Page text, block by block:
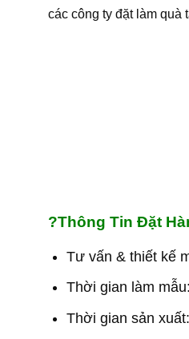
các công ty đặt làm quà
?Thông Tin Đặt
Tư vấn & thiết kế
Thời gian làm
Thời gian sản